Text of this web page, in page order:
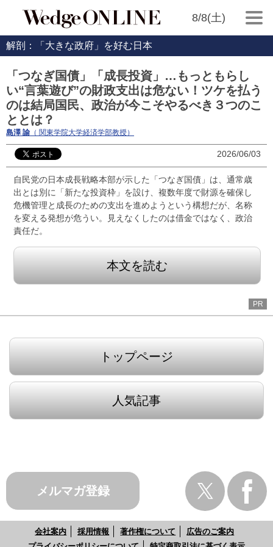
8/8(土)
解剖：「大きな政府」を好む日本
「つなぎ国債」「成長投資」…もっともらし
い“言葉遊び”の財政支出は危ない！ツケを払う
のは結局国民、政治が今こそやるべき３つのこ
ととは？
島澤 諭 （ 関東学院大学経済学部教授）
2026/06/03
自民党の日本成長戦略本部が示した「つなぎ国債」は、通常歳
出とは別に「新たな投資枠」を設け、複数年度で財源を確保し
危機管理と成長のための支出を進めようという構想だが、名称
を変える発想が危うい。見えなくしたのは借金ではなく、政治
責任だ。
本文を読む
PR
トップページ
人気記事
メルマガ登録
会社案内 採用情報 著作権について
広告のご案内